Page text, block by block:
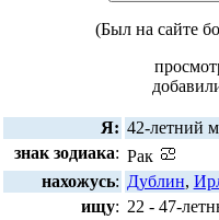
(Был на сайте
Я: 42-летний
знак зодиака: Рак
нахожусь: Дублин,
ищу: 22 - 47-